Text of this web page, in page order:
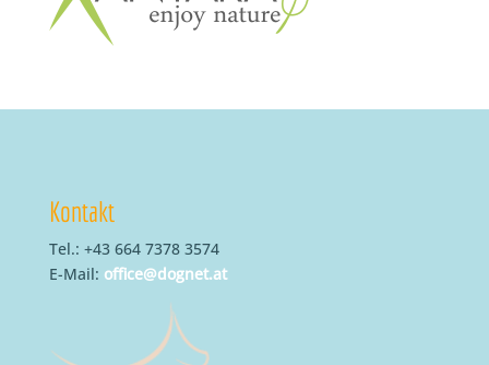
Kontakt
Tel.: +43 664 7378 3574
E-Mail: office@dognet.at